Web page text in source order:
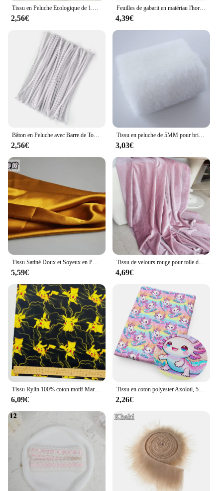
Tissu en Peluche Écologique de 1.5mm de Longueur, Tissé avec 100% Polyester, Fabrication de Jouets au Mètre pour la Couture
2,56€
Feuilles de gabarit en matériau l'horloge pour pochoirs, pierres vierges, pierres de film, bricolage, utilisé pour couper des pochoirs sur une machine de découpe
4,39€
Bâton en Peluche avec Barre de Torsion, Tiges de Chenille, Tuyau D.lique, Bandes de Bricolage, Matériel de Loisirs Créatifs, Fils en Feutre de Fer, 100 Pièces
2,56€
Tissu en peluche de 5MM pour bricolage, tissu épaississant, solide, fourrure artificielle, Patchwork, sacs, vêtements de poupée, matériel de décoration
3,03€
Tissu Satiné Doux et Soyeux en Polyester, Matériel de Couture pour Robe et Doublure, au Mètre, 3/5/10m
5,59€
Tissu de velours rouge pour toile de fond de robe formelle, décoration de fête de mariage, rideau de gril, drap fait à la main, matériel de bricolage
4,69€
Tissu Rylin 100% coton motif Mario Brothers Pokemon Pikachu, matériel de couture pour robe et vêtements d'enfants
6,09€
Tissu en coton polyester Axolotl, 50x14cm, série animale, pour tissu, couture, courtepointe, matériel de bricolage grossier fait à la main
2,26€